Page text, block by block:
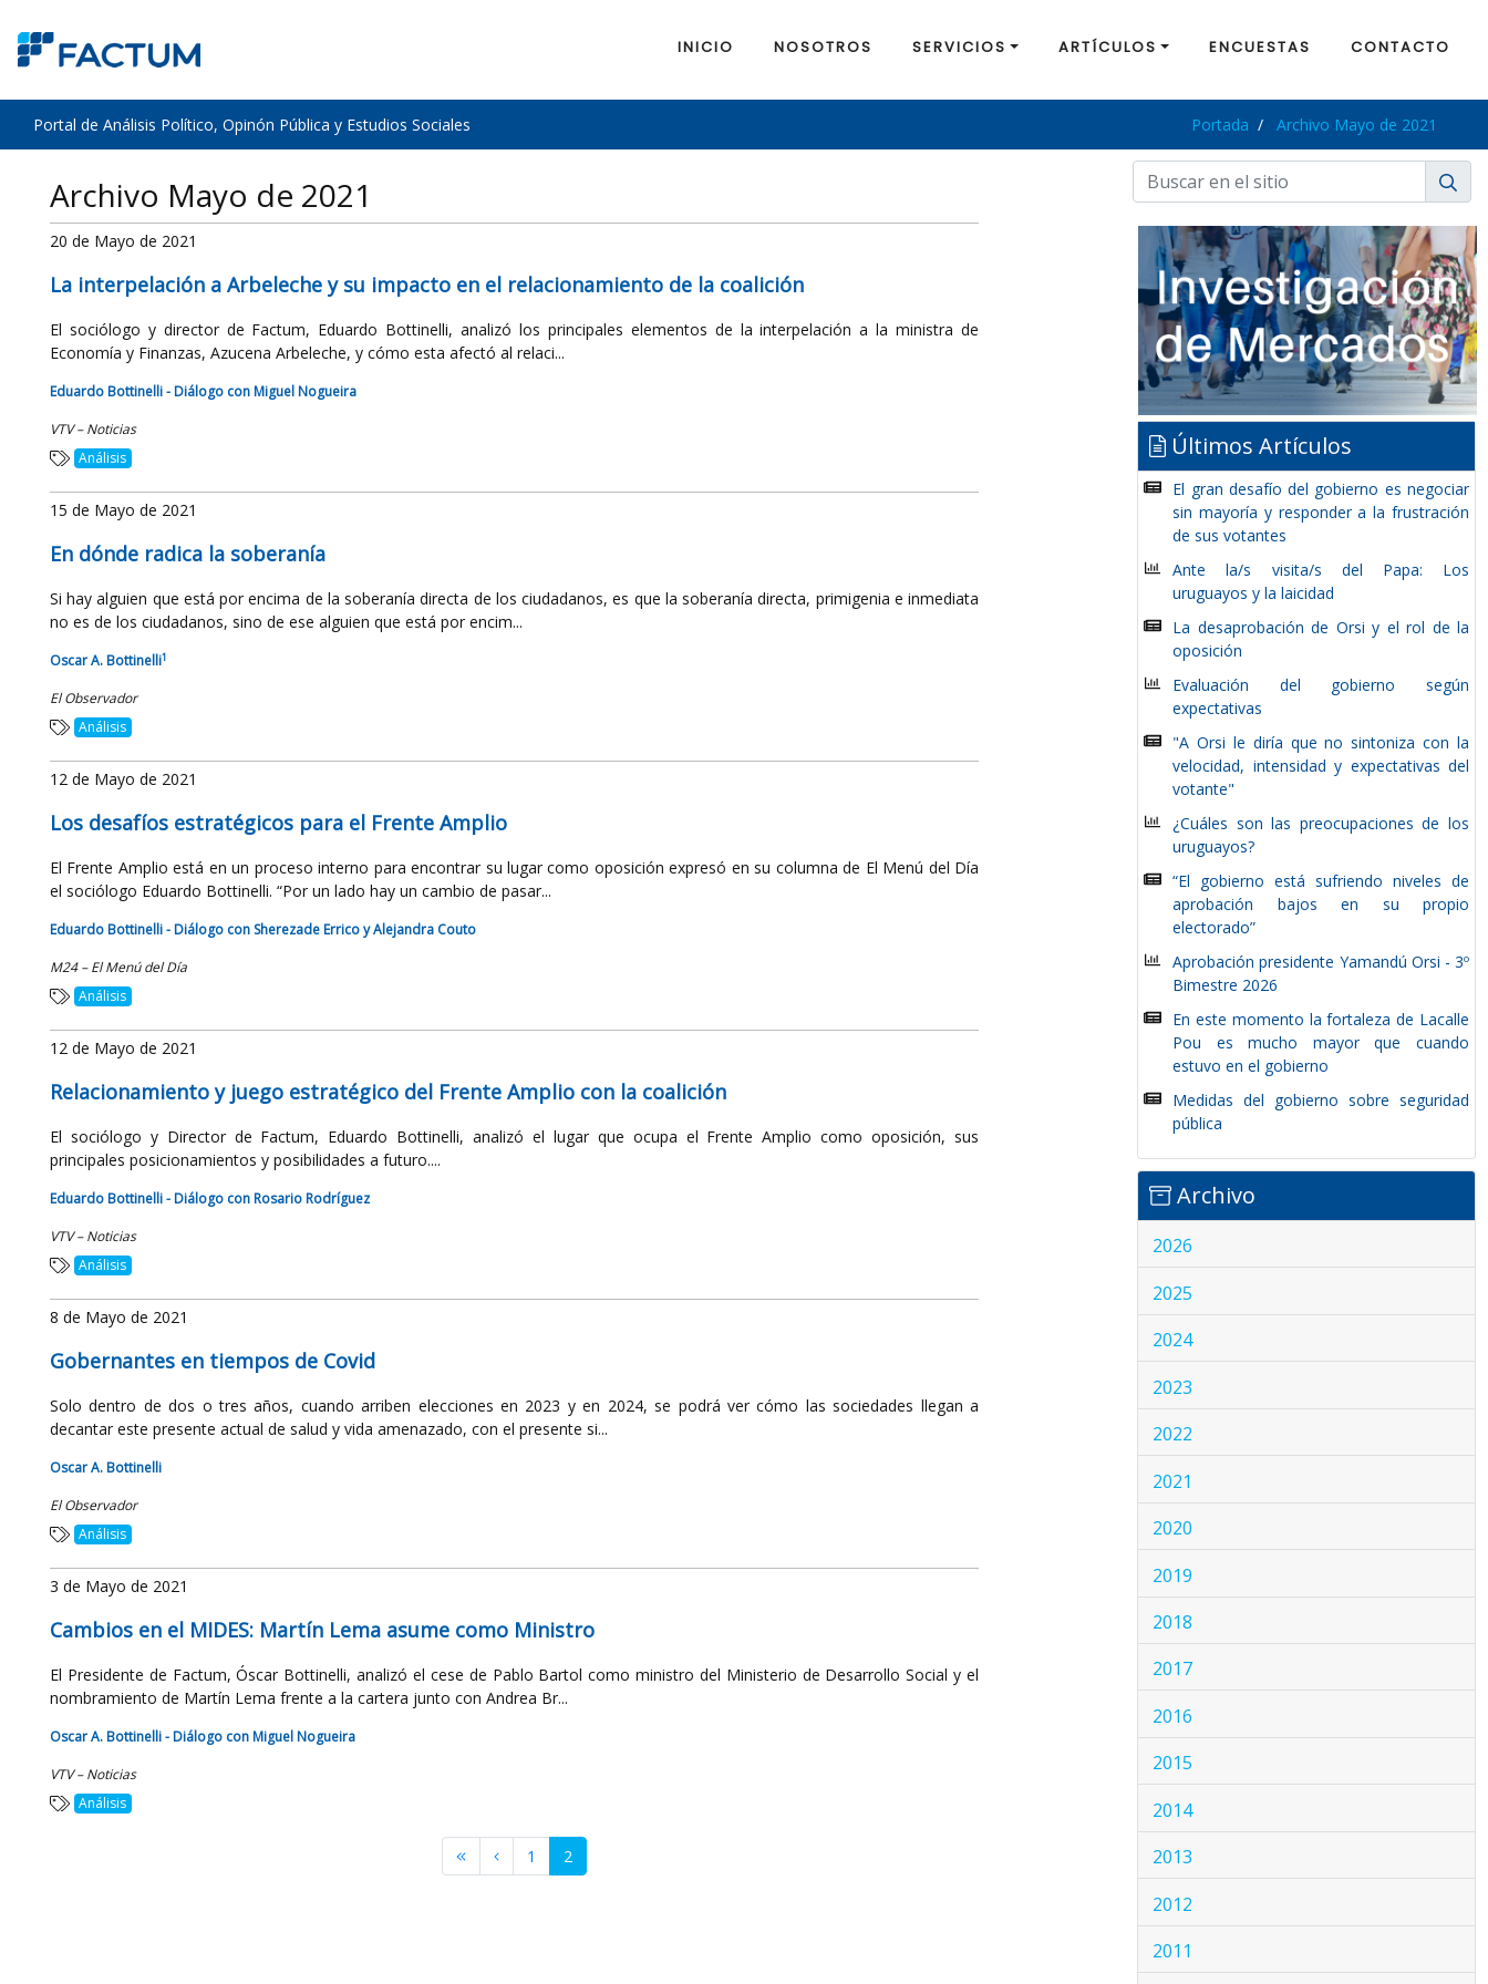
INICIO NOSOTROS SERVICIOS ARTÍCULOS ENCUESTAS CONTACTO
Portal de Análisis Político, Opinón Pública y Estudios Sociales Portada Archivo Mayo de 2021
Archivo Mayo de 2021
20 de Mayo de 2021
La interpelación a Arbeleche y su impacto en el relacionamiento de la coalición
El sociólogo y director de Factum, Eduardo Bottinelli, analizó los principales elementos de la interpelación a la ministra de
Economía y Finanzas, Azucena Arbeleche, y cómo esta afectó al relaci...
Eduardo Bottinelli - Diálogo con Miguel Nogueira
VTV – Noticias
Análisis
15 de Mayo de 2021
En dónde radica la soberanía
Si hay alguien que está por encima de la soberanía directa de los ciudadanos, es que la soberanía directa, primigenia e inmediata
no es de los ciudadanos, sino de ese alguien que está por encim...
Oscar A. Bottinelli1
El Observador
Análisis
12 de Mayo de 2021
Los desafíos estratégicos para el Frente Amplio
El Frente Amplio está en un proceso interno para encontrar su lugar como oposición expresó en su columna de El Menú del Día
el sociólogo Eduardo Bottinelli. “Por un lado hay un cambio de pasar...
Eduardo Bottinelli - Diálogo con Sherezade Errico y Alejandra Couto
M24 – El Menú del Día
Análisis
12 de Mayo de 2021
Relacionamiento y juego estratégico del Frente Amplio con la coalición
El sociólogo y Director de Factum, Eduardo Bottinelli, analizó el lugar que ocupa el Frente Amplio como oposición, sus
principales posicionamientos y posibilidades a futuro....
Eduardo Bottinelli - Diálogo con Rosario Rodríguez
VTV – Noticias
Análisis
8 de Mayo de 2021
Gobernantes en tiempos de Covid
Solo dentro de dos o tres años, cuando arriben elecciones en 2023 y en 2024, se podrá ver cómo las sociedades llegan a
decantar este presente actual de salud y vida amenazado, con el presente si...
Oscar A. Bottinelli
El Observador
Análisis
3 de Mayo de 2021
Cambios en el MIDES: Martín Lema asume como Ministro
El Presidente de Factum, Óscar Bottinelli, analizó el cese de Pablo Bartol como ministro del Ministerio de Desarrollo Social y el
nombramiento de Martín Lema frente a la cartera junto con Andrea Br...
Oscar A. Bottinelli - Diálogo con Miguel Nogueira
VTV – Noticias
Análisis
1 2
Últimos Artículos
El gran desafío del gobierno es negociar
sin mayoría y responder a la frustración
de sus votantes
Ante la/s visita/s del Papa: Los
uruguayos y la laicidad
La desaprobación de Orsi y el rol de la
oposición
Evaluación del gobierno según
expectativas
"A Orsi le diría que no sintoniza con la
velocidad, intensidad y expectativas del
votante"
¿Cuáles son las preocupaciones de los
uruguayos?
“El gobierno está sufriendo niveles de
aprobación bajos en su propio
electorado”
Aprobación presidente Yamandú Orsi - 3º
Bimestre 2026
En este momento la fortaleza de Lacalle
Pou es mucho mayor que cuando
estuvo en el gobierno
Medidas del gobierno sobre seguridad
pública
Archivo
2026
2025
2024
2023
2022
2021
2020
2019
2018
2017
2016
2015
2014
2013
2012
2011